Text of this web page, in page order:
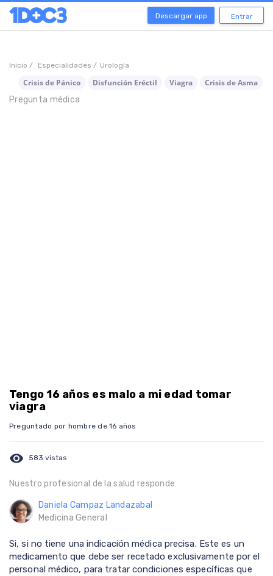
Descargar app Entrar
Inicio / Especialidades / Urología
Crisis de Pánico Disfunción Eréctil Viagra Crisis de Asma
Pregunta médica
Tengo 16 años es malo a mi edad tomar
viagra
Preguntado por hombre de 16 años
visibility 583 vistas
Nuestro profesional de la salud responde
Daniela Campaz Landazabal
Medicina General
Si, si no tiene una indicación médica precisa. Este es un
medicamento que debe ser recetado exclusivamente por el
personal médico, para tratar condiciones específicas que